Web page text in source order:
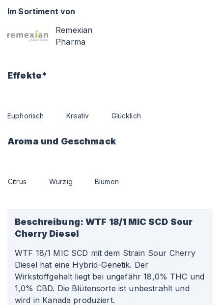
Im Sortiment von
Remexian
Pharma
Effekte*
Euphorisch Kreativ Glücklich
Aroma und Geschmack
Citrus Würzig Blumen
Beschreibung: WTF 18/1 MIC SCD Sour
Cherry Diesel
WTF 18/1 MIC SCD mit dem Strain Sour Cherry
Diesel hat eine Hybrid-Genetik. Der
Wirkstoffgehalt liegt bei ungefähr 18,0% THC und
1,0% CBD. Die Blütensorte ist unbestrahlt und
wird in Kanada produziert.